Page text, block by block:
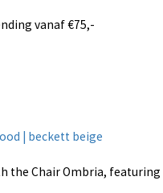
vanaf €75,-
| beckett beige
the Chair Ombria,